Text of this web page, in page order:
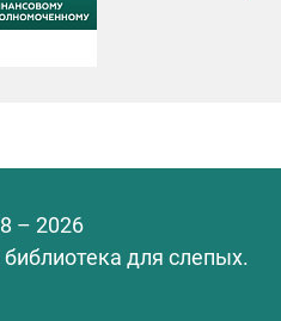
– 2026
для слепых.